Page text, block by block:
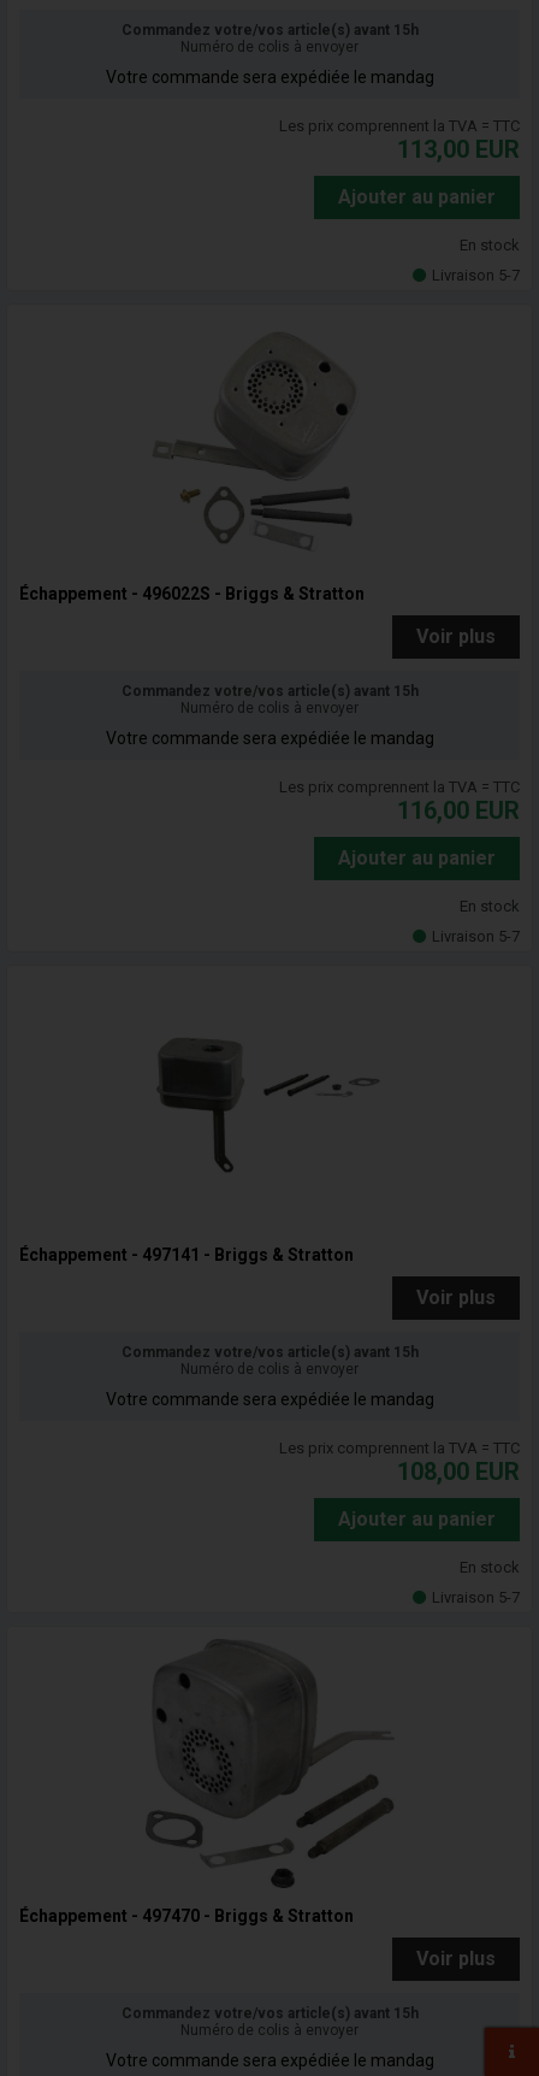
Commandez votre/vos article(s) avant 15h
Numéro de colis à envoyer
Votre commande sera expédiée le mandag
Les prix comprennent la TVA = TTC
113,00 EUR
Ajouter au panier
En stock
Livraison 5-7
Échappement - 496022S - Briggs & Stratton
Voir plus
Commandez votre/vos article(s) avant 15h
Numéro de colis à envoyer
Votre commande sera expédiée le mandag
Les prix comprennent la TVA = TTC
116,00 EUR
Ajouter au panier
En stock
Livraison 5-7
Échappement - 497141 - Briggs & Stratton
Voir plus
Commandez votre/vos article(s) avant 15h
Numéro de colis à envoyer
Votre commande sera expédiée le mandag
Les prix comprennent la TVA = TTC
108,00 EUR
Ajouter au panier
En stock
Livraison 5-7
Échappement - 497470 - Briggs & Stratton
Voir plus
Commandez votre/vos article(s) avant 15h
Numéro de colis à envoyer
Votre commande sera expédiée le mandag